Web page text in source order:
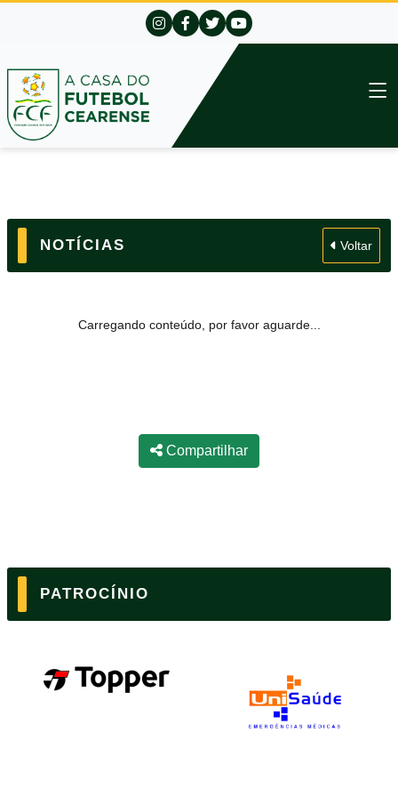
NOTÍCIAS Voltar
Carregando conteúdo, por favor aguarde...
Compartilhar
PATROCÍNIO